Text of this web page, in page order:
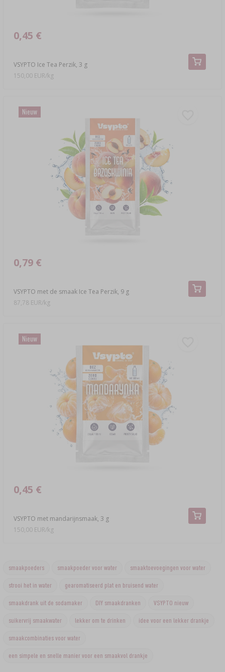
VSYPTO Ice Tea Perzik, 3 g
0,45 €
150,00 EUR/kg
Nieuw
VSYPTO met de smaak Ice Tea Perzik, 9 g
0,79 €
87,78 EUR/kg
Nieuw
VSYPTO met mandarijnsmaak, 3 g
0,45 €
150,00 EUR/kg
smaakpoeders smaakpoeder voor water smaaktoevoegingen voor water
strooi het in water gearomatiseerd plat en bruisend water
smaakdrank uit de sodamaker DIY smaakdranken VSYPTO nieuw
suikervrij smaakwater lekker om te drinken idee voor een lekker drankje
smaakcombinaties voor water
een simpele en snelle manier voor een smaakvol drankje